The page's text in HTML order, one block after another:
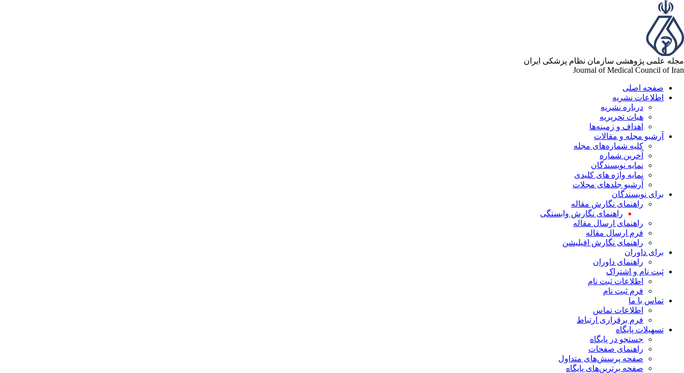
مجله علمی پژوهشی سازمان نظام پزشکی ایران
Journal of Medical Council of Iran
صفحه اصلی
اطلاعات نشریه
درباره نشریه
هیات تحریریه
اهداف و زمینه‌ها
آرشیو مجله و مقالات
کلیه شماره‌های مجله
آخرین شماره
نمایه نویسندگان
نمایه واژه های کلیدی
آرشیو جلدهای مجلات
برای نویسندگان
راهنمای نگارش مقاله
راهنمای نگارش وابستگی
راهنمای ارسال مقاله
فرم ارسال مقاله
راهنمای نگارش افیلیشن
برای داوران
راهنمای داوران
ثبت نام و اشتراک
اطلاعات ثبت نام
فرم ثبت نام
تماس با ما
اطلاعات تماس
فرم برقراری ارتباط
تسهیلات پایگاه
جستجو در پایگاه
راهنمای صفحات
صفحه پرسش‌های متداول
صفحه برترین‌های پایگاه